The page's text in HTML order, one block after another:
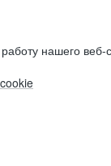
нашего веб-